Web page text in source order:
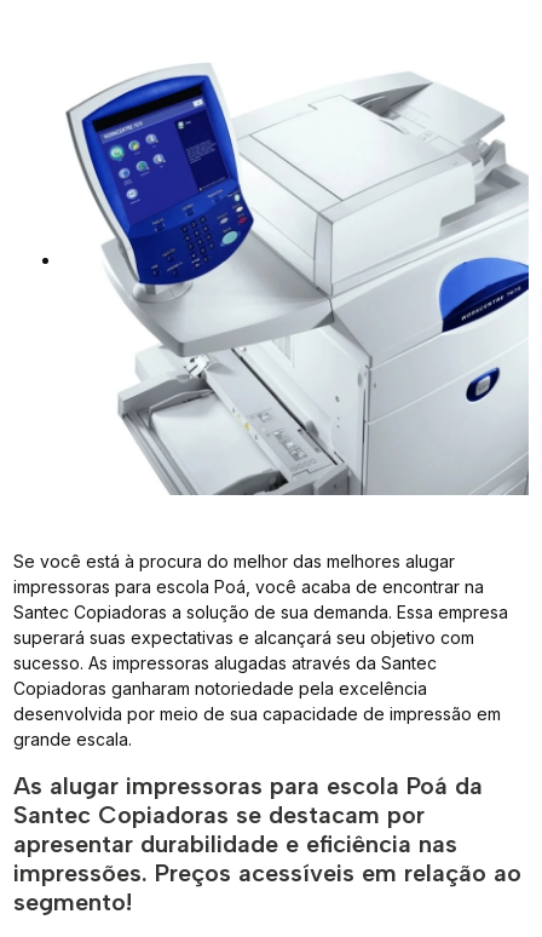
Se você está à procura do melhor das melhores alugar
impressoras para escola Poá, você acaba de encontrar na
Santec Copiadoras a solução de sua demanda. Essa empresa
superará suas expectativas e alcançará seu objetivo com
sucesso. As impressoras alugadas através da Santec
Copiadoras ganharam notoriedade pela excelência
desenvolvida por meio de sua capacidade de impressão em
grande escala.
As alugar impressoras para escola Poá da
Santec Copiadoras se destacam por
apresentar durabilidade e eficiência nas
impressões. Preços acessíveis em relação ao
segmento!